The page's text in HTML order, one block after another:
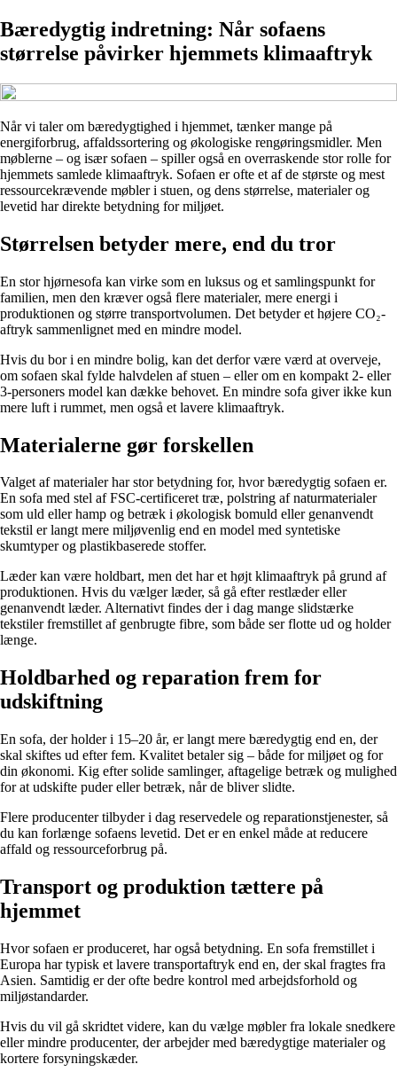
Bæredygtig indretning: Når sofaens
størrelse påvirker hjemmets klimaaftryk
Når vi taler om bæredygtighed i hjemmet, tænker mange på
energiforbrug, affaldssortering og økologiske rengøringsmidler. Men
møblerne – og især sofaen – spiller også en overraskende stor rolle for
hjemmets samlede klimaaftryk. Sofaen er ofte et af de største og mest
ressourcekrævende møbler i stuen, og dens størrelse, materialer og
levetid har direkte betydning for miljøet.
Størrelsen betyder mere, end du tror
En stor hjørnesofa kan virke som en luksus og et samlingspunkt for
familien, men den kræver også flere materialer, mere energi i
produktionen og større transportvolumen. Det betyder et højere CO₂-
aftryk sammenlignet med en mindre model.
Hvis du bor i en mindre bolig, kan det derfor være værd at overveje,
om sofaen skal fylde halvdelen af stuen – eller om en kompakt 2- eller
3-personers model kan dække behovet. En mindre sofa giver ikke kun
mere luft i rummet, men også et lavere klimaaftryk.
Materialerne gør forskellen
Valget af materialer har stor betydning for, hvor bæredygtig sofaen er.
En sofa med stel af FSC-certificeret træ, polstring af naturmaterialer
som uld eller hamp og betræk i økologisk bomuld eller genanvendt
tekstil er langt mere miljøvenlig end en model med syntetiske
skumtyper og plastikbaserede stoffer.
Læder kan være holdbart, men det har et højt klimaaftryk på grund af
produktionen. Hvis du vælger læder, så gå efter restlæder eller
genanvendt læder. Alternativt findes der i dag mange slidstærke
tekstiler fremstillet af genbrugte fibre, som både ser flotte ud og holder
længe.
Holdbarhed og reparation frem for
udskiftning
En sofa, der holder i 15–20 år, er langt mere bæredygtig end en, der
skal skiftes ud efter fem. Kvalitet betaler sig – både for miljøet og for
din økonomi. Kig efter solide samlinger, aftagelige betræk og mulighed
for at udskifte puder eller betræk, når de bliver slidte.
Flere producenter tilbyder i dag reservedele og reparationstjenester, så
du kan forlænge sofaens levetid. Det er en enkel måde at reducere
affald og ressourceforbrug på.
Transport og produktion tættere på
hjemmet
Hvor sofaen er produceret, har også betydning. En sofa fremstillet i
Europa har typisk et lavere transportaftryk end en, der skal fragtes fra
Asien. Samtidig er der ofte bedre kontrol med arbejdsforhold og
miljøstandarder.
Hvis du vil gå skridtet videre, kan du vælge møbler fra lokale snedkere
eller mindre producenter, der arbejder med bæredygtige materialer og
kortere forsyningskæder.